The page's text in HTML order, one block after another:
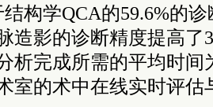
构学QCA的59.6%的
造影的诊断精度提高了
析完成所需的平均时间
室的术中在线实时评估